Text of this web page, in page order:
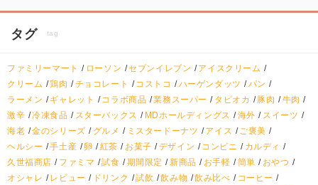
タグ tag
ファミリーマート ローソン セブンイレブン
アイスクリーム
クリーム
鶏肉 チョコレート コストコ ハーゲンダッツ
パン
ラーメン
ギャレット コラボ商品 業務スーパー タピオカ 豚肉
牛肉
激辛 冷凍食品 スターバックス MDホールディングス 海外
スイーツ
海老 金のシリーズ グルメ ミスタードーナツ アイス
ご褒美
ヘルシー
手土産 卵 紅茶 お菓子 デザイン コンビニ
カルディ
久世福商店
ファミマ 試食 期間限定 新商品 お手軽 簡単
おやつ
オシャレ
レビュー ドリンク 試飲 飲み物 飲み比べ
コーヒー